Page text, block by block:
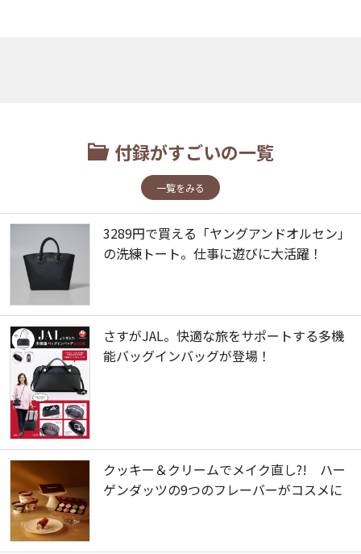
付録がすごいの一覧
一覧をみる
3289円で買える「ヤングアンドオルセン」
の洗練トート。仕事に遊びに大活躍！
さすがJAL。快適な旅をサポートする多機
能バッグインバッグが登場！
クッキー＆クリームでメイク直し?! ハー
ゲンダッツの9つのフレーバーがコスメに